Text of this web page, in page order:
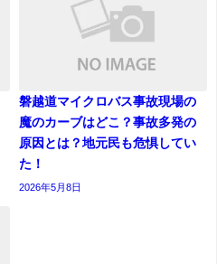
磐越道マイクロバス事故現場の
魔のカーブはどこ？事故多発の
原因とは？地元民も危惧してい
た！
2026年5月8日